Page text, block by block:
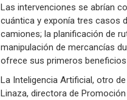
Las intervenciones se abrían
cuántica y exponía tres casos
camiones; la planificación de
manipulación de mercancías
ofrece sus primeros
La Inteligencia Artificial, otro
Linaza, directora de